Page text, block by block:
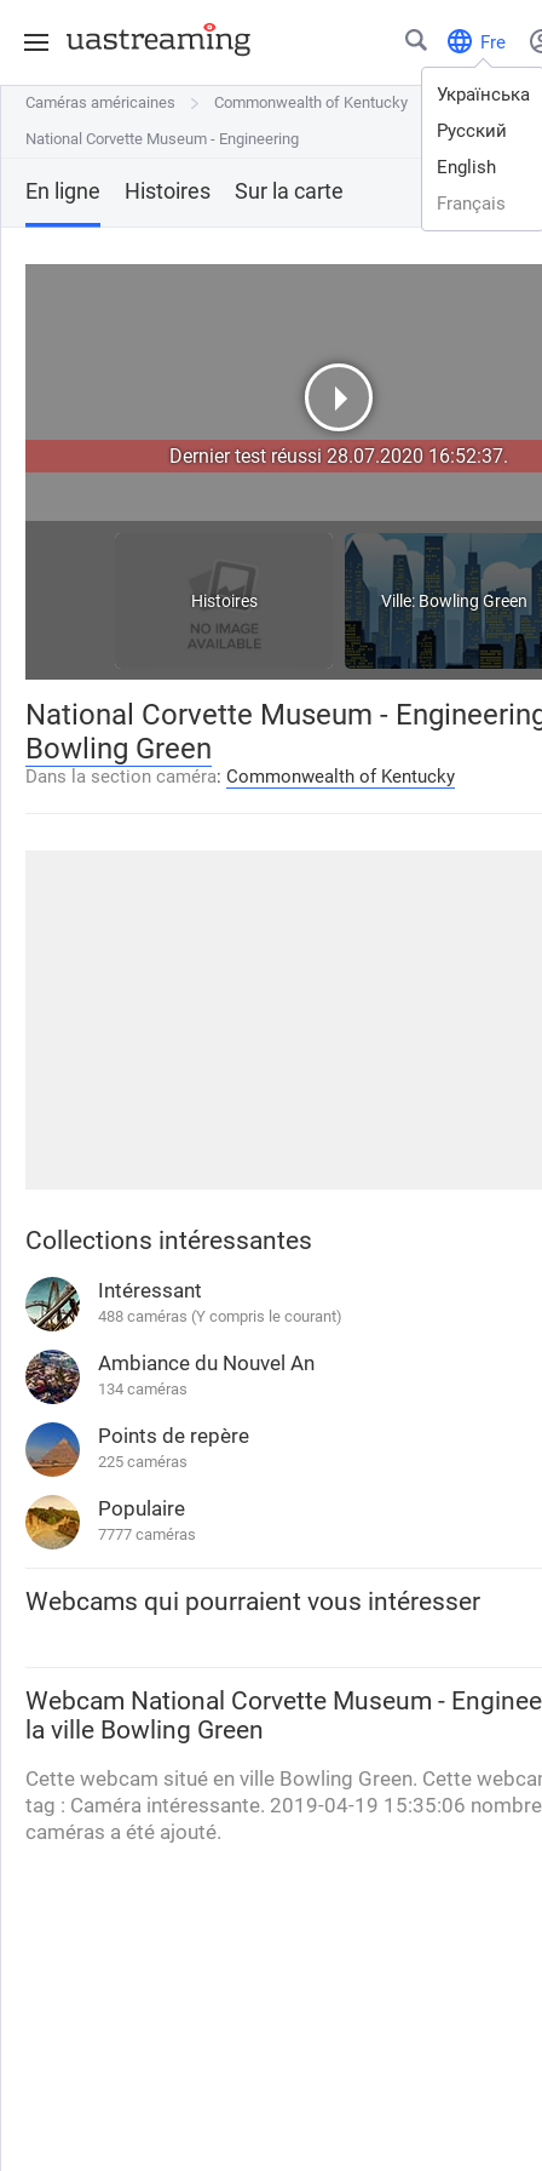
Fre
Українська
Русский
English
Français
Caméras américaines Commonwealth of Kentucky
Bowling
National Corvette Museum - Engineering
Caméras américaines Commonwealth of Kentucky
Bowling
National Corvette Museum - Engineering
En ligne Histoires Sur la carte
Dernier test réussi 28.07.2020 16:52:37.
Histoires Ville: Bowling Green
National Corvette Museum -
Bowling Green
Dans la section caméra: Commonwealth of Kentucky
Collections intéressantes
Intéressant
488 caméras (Y compris le courant)
Ambiance du Nouvel An
134 caméras
Points de repère
225 caméras
Populaire
7777 caméras
Webcams qui pourraient vous intéresser
Webcam National Corvette Museum -
la ville Bowling Green
Cette webcam situé en ville Bowling Green. Cette
tag : Caméra intéressante. 2019-04-19 15:35:06
caméras a été ajouté.